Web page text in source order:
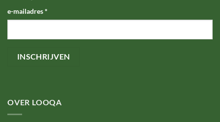
e-mailadres*
OVER LOOQA